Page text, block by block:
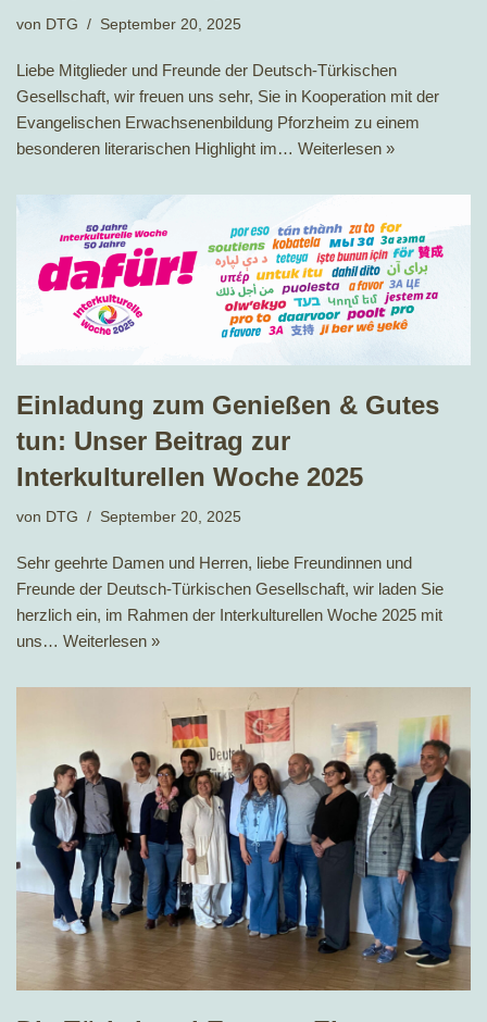
von DTG September 20, 2025
Liebe Mitglieder und Freunde der Deutsch-Türkischen
Gesellschaft, wir freuen uns sehr, Sie in Kooperation mit der
Evangelischen Erwachsenenbildung Pforzheim zu einem
besonderen literarischen Highlight im… Weiterlesen »
Einladung zum Genießen & Gutes
tun: Unser Beitrag zur
Interkulturellen Woche 2025
von DTG September 20, 2025
Sehr geehrte Damen und Herren, liebe Freundinnen und
Freunde der Deutsch-Türkischen Gesellschaft, wir laden Sie
herzlich ein, im Rahmen der Interkulturellen Woche 2025 mit
uns… Weiterlesen »